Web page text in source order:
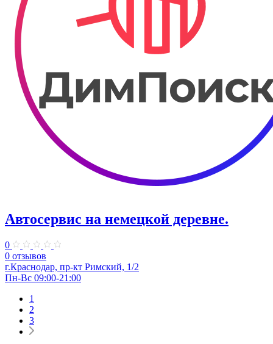
Автосервис на немецкой деревне.
0
0 отзывов
г.Краснодар, пр-кт Римский, 1/2
Пн-Вс 09:00-21:00
1
2
3